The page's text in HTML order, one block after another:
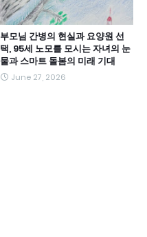
부모님 간병의 현실과 요양원 선
택, 95세 노모를 모시는 자녀의 눈
물과 스마트 돌봄의 미래 기대
June 27, 2026